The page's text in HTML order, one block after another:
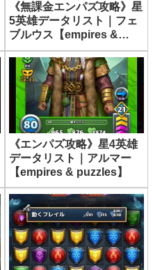
《無課金エンパズ攻略》星
5英雄データリスト｜フェ
ブルウス【empires &
puzzles】
《エンパズ攻略》星4英雄
データリスト｜アルマー
【empires & puzzles】